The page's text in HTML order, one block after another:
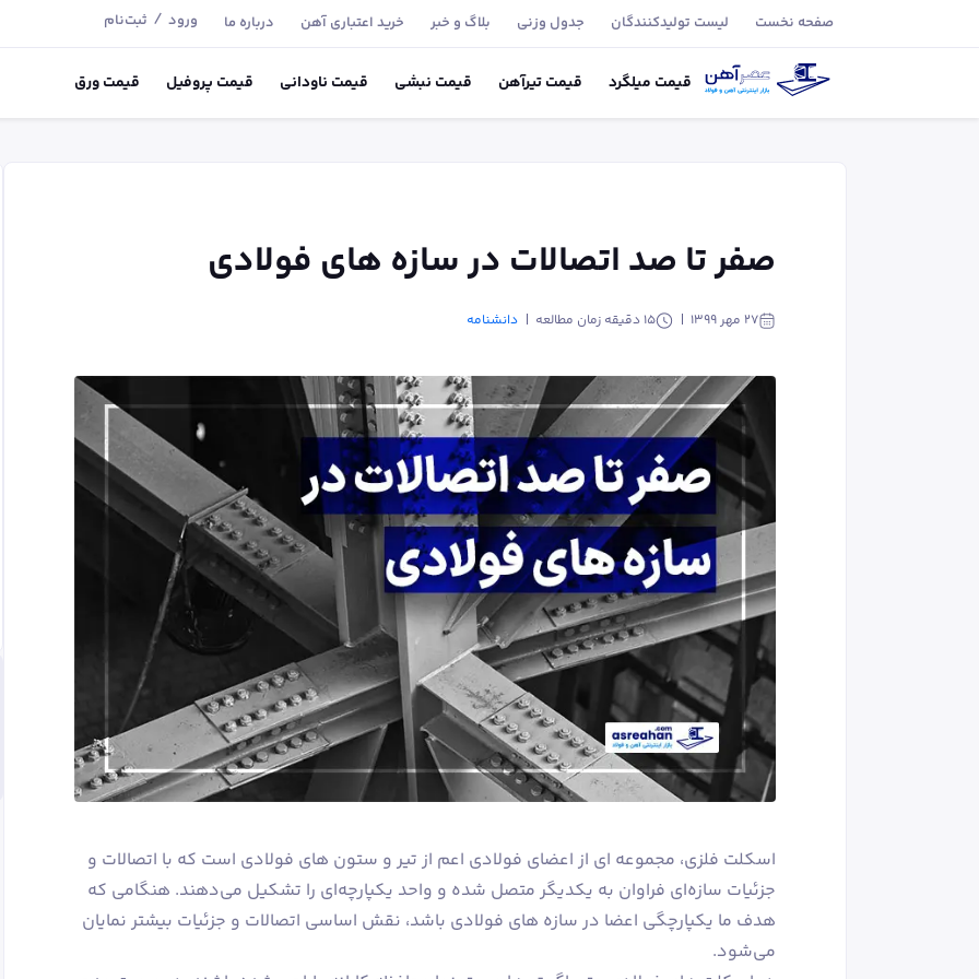
صفحه نخست لیست تولید‌کنندگان جدول وزنی بلاگ و خبر خرید اعتباری آهن درباره ما ورود / ثبت‌نام
قیمت میلگرد قیمتتیر‌آهن قیمت نبشی قیمت ناودانی قیمت پروفیل قیمتورق
صفر تا صد اتصالات در سازه های فولادی
۲۷ مهر ۱۳۹۹ 15 دقیقه زمان مطالعه دانشنامه
اسکلت فلزی، مجموعه ای از اعضای فولادی اعم از تیر و ستون های فولادی است که با اتصالات و
جزئیات سازه‌ای فراوان به یکدیگر متصل شده و واحد یکپارچه‌ای را تشکیل می‌دهند. هنگامی که
هدف ما یکپارچگی اعضا در سازه های فولادی باشد، نقش اساسی اتصالات و جزئیات بیشتر نمایان
می‌شود.